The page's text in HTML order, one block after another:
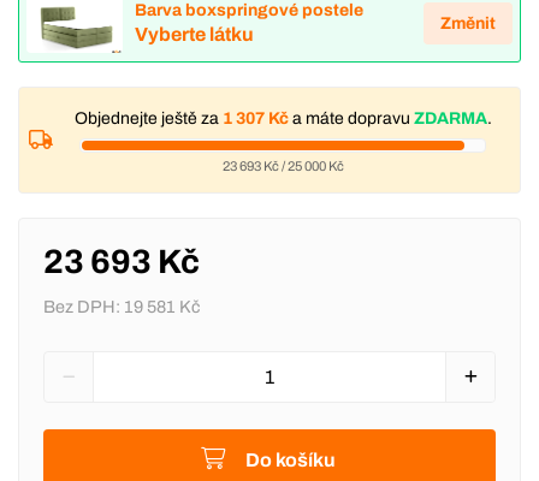
Barva boxspringové postele
Vyberte látku
Změnit
Objednejte ještě za 1 307 Kča máte dopravu ZDARMA.
23 693 Kč/25 000 Kč
23 693 Kč
Bez DPH: 19 581 Kč
Do košíku